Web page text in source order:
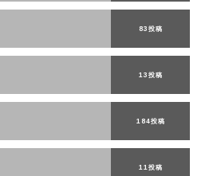
83投稿
13投稿
184投稿
11投稿